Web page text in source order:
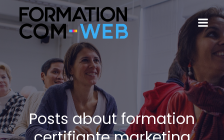
Posts about formation